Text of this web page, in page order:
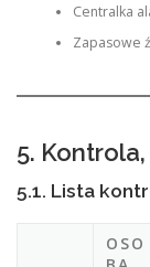
Centralka
Zapasowe
5.
5.1. Lista
OSO